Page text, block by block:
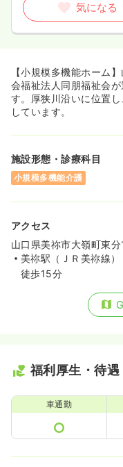
気になる
【小規模多機能ホーム
会福祉法人同朋福祉会
す。厚狭川沿いに位置
しています。
施設形態・診療科目
小規模多機能介護
アクセス
山口県美祢市大嶺町東
美祢駅（ＪＲ美祢線）
徒歩15分
福利厚生・待遇
車通勤